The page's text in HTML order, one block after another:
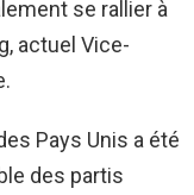
se rallier à
actuel Vice-
Pays Unis a été
des partis